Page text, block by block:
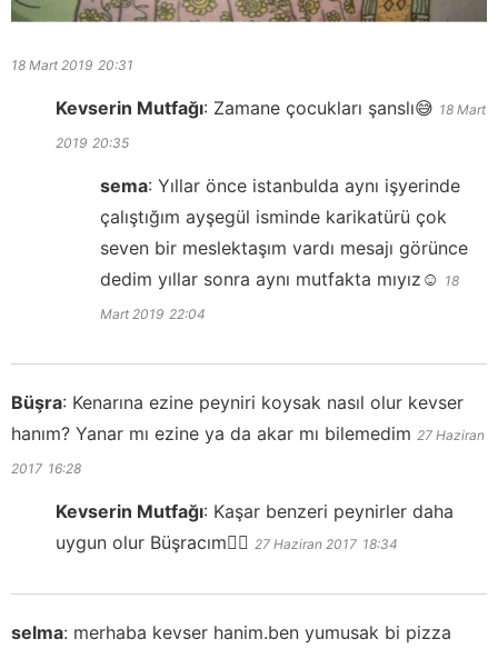
18 Mart 2019 20:31
Kevserin Mutfağı: Zamane çocukları şanslı😅 18 Mart
2019 20:35
sema: Yıllar önce istanbulda aynı işyerinde
çalıştığım ayşegül isminde karikatürü çok
seven bir meslektaşım vardı mesajı görünce
dedim yıllar sonra aynı mutfakta mıyız☺️ 18
Mart 2019 22:04
Büşra: Kenarına ezine peyniri koysak nasıl olur kevser
hanım? Yanar mı ezine ya da akar mı bilemedim 27 Haziran
2017 16:28
Kevserin Mutfağı: Kaşar benzeri peynirler daha
uygun olur Büşracım✌🏻 27 Haziran 2017 18:34
selma: merhaba kevser hanim.ben yumusak bi pizza